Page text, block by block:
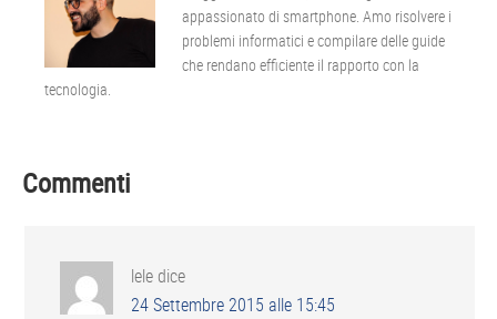
appassionato di smartphone. Amo risolvere i
problemi informatici e compilare delle guide
che rendano efficiente il rapporto con la
tecnologia.
Interazioni
lettore
Commenti
lele dice
24 Settembre 2015 alle 15:45